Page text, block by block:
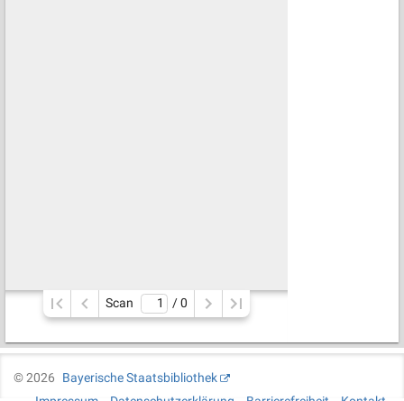
Scan / 0
©2026
Bayerische Staatsbibliothek